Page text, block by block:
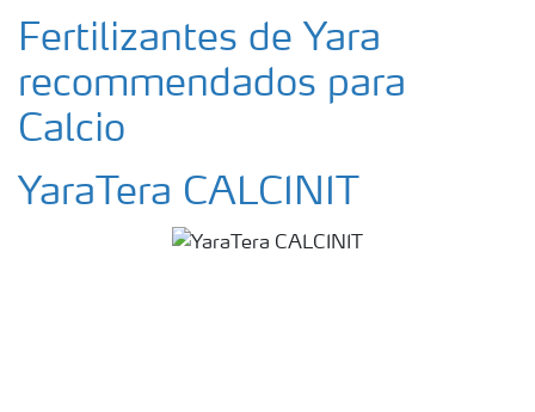
Fertilizantes de Yara
recommendados para
Calcio
YaraTera CALCINIT